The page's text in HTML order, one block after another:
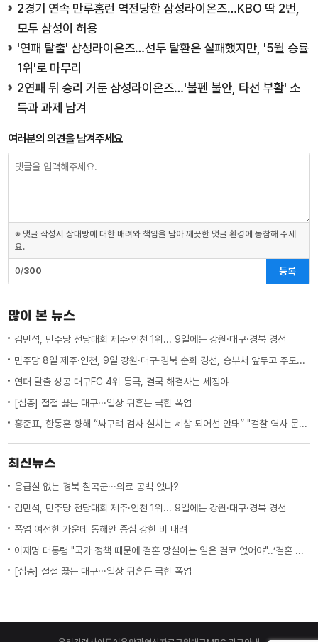
2경기 연속 만루홈런 역전당한 삼성라이온즈…KBO 딱 2번,
모두 삼성이 허용
'연패 탈출' 삼성라이온즈…선두 탈환은 실패했지만, '5월 승률
1위'로 마무리
2연패 뒤 승리 거둔 삼성라이온즈…'불펜 불안, 타선 부활' 소
득과 과제 남겨
여러분의 의견을 남겨주세요
※ 댓글 작성시 상대방에 대한 배려와 책임을 담아 깨끗한 댓글 환경에 동참해 주세
요.
0/300 등록
많이 본 뉴스
김민석, 민주당 전당대회 제주·인천 1위... 9일에는 강원·대구·경북 경선
민주당 8일 제주·인천, 9일 강원·대구·경북 순회 경선, 승부처 앞두고 주도권 잡기
연패 탈출 성공 대구FC 4위 등극, 결국 해결사는 세징야
[심층] 절절 끓는 대구···일상 뒤흔든 극한 폭염
홍준표, 한동훈 향해 “싸구려 검사 설치는 세상 되어선 안돼” "검찰 역사 문 닫게 원인 제공한 원흉"
최신뉴스
응급실 없는 경북 칠곡군···의료 공백 없나?
김민석, 민주당 전당대회 제주·인천 1위... 9일에는 강원·대구·경북 경선
폭염 여전한 가운데 동해안 중심 강한 비 내려
이재명 대통령 "국가 정책 때문에 결혼 망설이는 일은 결코 없어야"..‘결혼 페널티’ 제도 상 불이익 면밀히 조사 지시
[심층] 절절 끓는 대구···일상 뒤흔든 극한 폭염